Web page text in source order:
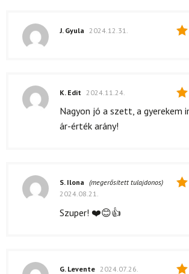
J. Gyula 2024.12.31.
K. Edit 2024.11.24.
Nagyon jó a szett, a gyerekem
ár-érték arány!
S. Ilona (megerősített tulajdonos)
2024.08.21.
Szuper! ❤️😊👍
G. Levente 2024.07.26.